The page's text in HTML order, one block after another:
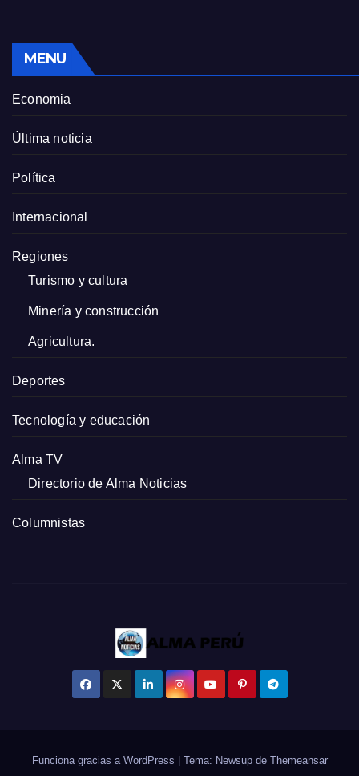
MENU
Economia
Última noticia
Política
Internacional
Regiones
Turismo y cultura
Minería y construcción
Agricultura.
Deportes
Tecnología y educación
Alma TV
Directorio de Alma Noticias
Columnistas
Funciona gracias a WordPress Tema: Newsup de Themeansar